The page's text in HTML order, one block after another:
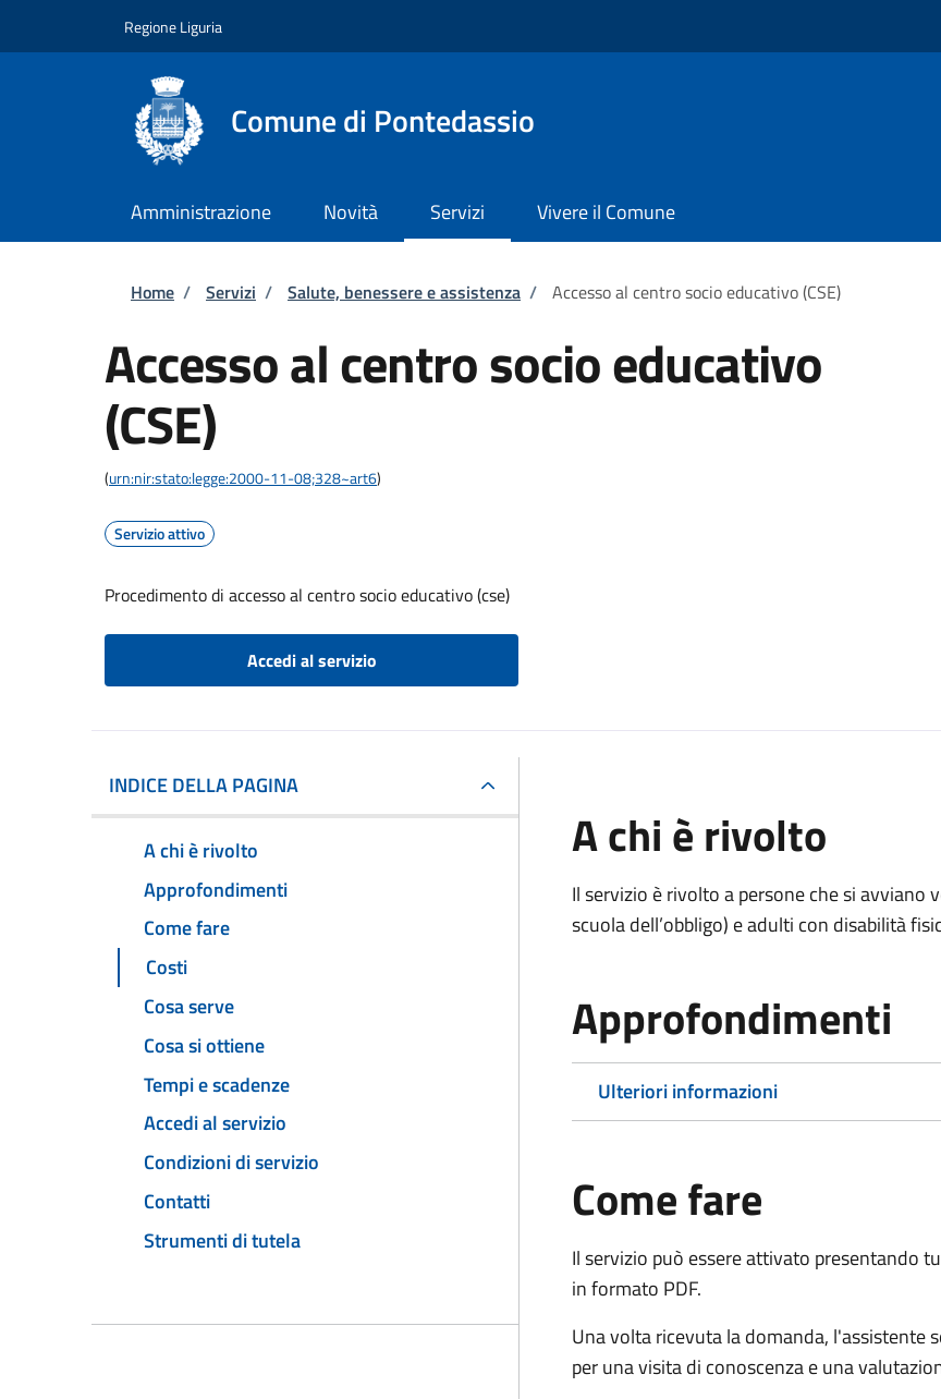
Regione Liguria
Comune di Pontedassio
Amministrazione Novità Servizi Vivere il Comune
Briciole di pane
Home / Servizi / Salute, benessere e assistenza / Accesso al centro socio educativo (CSE)
Accesso al centro socio educativo
(CSE)
(urn:nir:stato:legge:2000-11-08;328~art6)
Servizio attivo
Procedimento di accesso al centro socio educativo (cse)
Accedi al servizio
INDICE DELLA PAGINA
A chi è rivolto
Approfondimenti
Come fare
Costi
Cosa serve
Cosa si ottiene
Tempi e scadenze
Accedi al servizio
Condizioni di servizio
Contatti
Strumenti di tutela
A chi è rivolto
Il servizio è rivoltoa persone che si avviano
scuola dell’obbligo) e adulti con disabilità
Approfondimenti
Ulteriori informazioni
Come fare
Il servizio può essere attivato presentando
in formato PDF.
Una volta ricevuta la domanda, l'assistente
per una visita di conoscenza e una